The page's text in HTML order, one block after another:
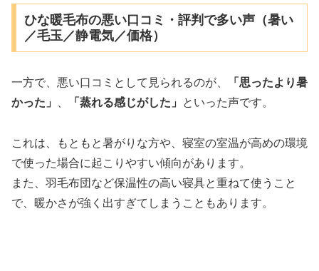
ひな暖毛布の悪い口コミ・評判で多い声（暑い
／毛玉／静電気／価格）
一方で、悪い口コミとして見られるのが、
「思ったより暑
かった」
「蒸れる感じがした」 といった声です。
これは、もともと暑がりな方や、寝室の室温が高めの環境
で使った場合に起こりやすい傾向があります。
また、羽毛布団など保温性の高い寝具と重ねて使うこと
で、暖かさが強く出すぎてしまうこともあります。